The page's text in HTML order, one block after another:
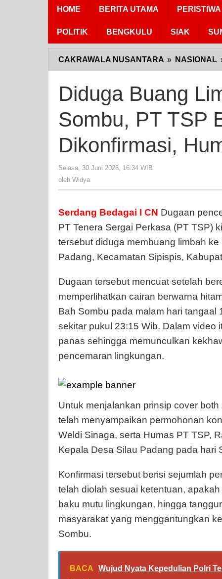
HOME BERITA UTAMA PERISTIWA
POLITIK BENGKULU SIAK
CAKRAWALA NUSANTARA » NASIONAL
Diduga Buang
Sombu, PT TSP
Dikonfirmasi,
Selasa, 30 Juni 2026, 16:34 WIB
oleh Widya
Serdang Bedagai I CN Dugaan
PT Tenera Sergai Perkasa (PT TSP)
tersebut diduga membuang limbah
Padang, Kecamatan Sipispis,
Dugaan tersebut mencuat setelah
memperlihatkan cairan berwarna
Bah Sombu pada malam hari
sekitar pukul 23:15 Wib. Dalam video
panas sehingga memunculkan
pencemaran lingkungan.
Untuk menjalankan prinsip cover
telah menyampaikan permohonan
Weldi Sinaga, serta Humas PT TSP,
Kepala Desa Silau Padang pada hari
Konfirmasi tersebut berisi sejumlah
telah diolah sesuai ketentuan,
baku mutu lingkungan, hingga
masyarakat yang menggantungkan
Sombu.
BACA
Wujud Nyata Kepedulian Polri